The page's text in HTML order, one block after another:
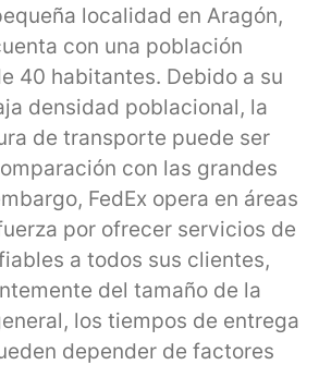
localidad en Aragón,
con una población
40 habitantes. Debido a su
densidad poblacional, la
de transporte puede ser
con las grandes
FedEx opera en áreas
por ofrecer servicios de
a todos sus clientes,
del tamaño de la
los tiempos de entrega
depender de factores